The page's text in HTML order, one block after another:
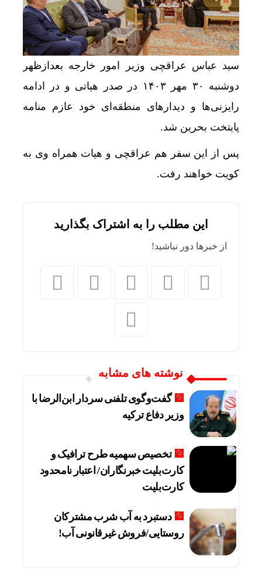
سید عباس عراقچی وزیر امور خارجه بعدازظهر
دوشنبه ۳۰ مهر ۱۴۰۳ در صدر هیاتی و در ادامه
رایزنی‌ها و دیدارهای منطقه‌ای خود عازم منامه
پایتخت بحرین شد.
پس از این سفر هم عراقچی و هیات همراه وی به
کویت خواهند رفت.
این مطلب را به اشتراک بگذارید
از خبرها دور نباشید!
نوشته های مشابه
گفت‌وگوی تلفنی سردار ابن‌الرضا با
وزیر دفاع ترکیه
تخصیص سهمیه طرح ترافیک و
کارت‌بلیت خبرنگاران/ اعتبار نامحدود
کارت‌بلیت
دستبرد به آب شرب مشترکان
روستایی/فروش غیرقانونی آب!